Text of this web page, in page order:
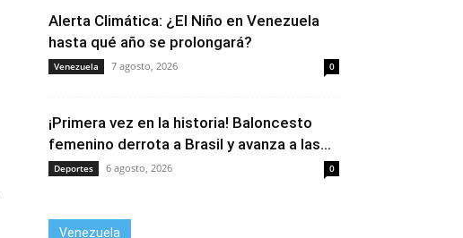
Alerta Climática: ¿El Niño en Venezuela
hasta qué año se prolongará?
Venezuela 7 agosto, 2026 0
¡Primera vez en la historia! Baloncesto
femenino derrota a Brasil y avanza a las...
Deportes 6 agosto, 2026 0
Venezuela